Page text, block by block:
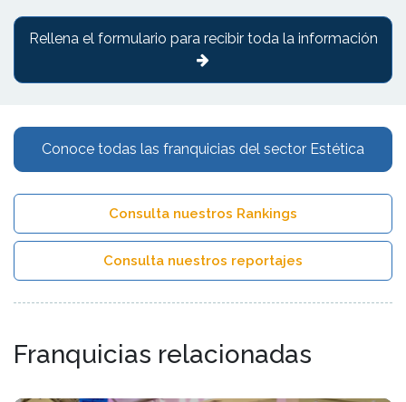
Conoce todas las franquicias del sector Estética
Consulta nuestros Rankings
Consulta nuestros reportajes
Franquicias relacionadas